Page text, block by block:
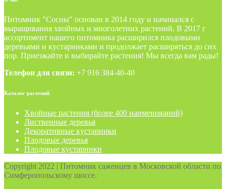
Питомник "Сосны" основан в 2014 году и начинался с
выращивания хвойных и многолетних растений. В 2017 г
ассортимент нашего питомника расширился плодовыми
деревьями и кустарниками и продолжает расширяться до сих
пор. Приезжайте и выбирайте растения! Мы всегда вам рады!
Телефон для связи: +7 916 384-40-40
Каталог растений
Хвойные растения (более 400 наименований)
Лиственные деревья
Декоративные кустарники
Плодовые деревья
Плодовые кустарники
Copyright 2022 | Питомник саженцев в Московской области по
Симферопольскому шоссе.